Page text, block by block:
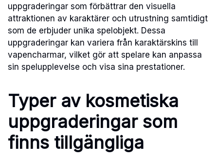
uppgraderingar som förbättrar den visuella
attraktionen av karaktärer och utrustning samtidigt
som de erbjuder unika spelobjekt. Dessa
uppgraderingar kan variera från karaktärskins till
vapencharmar, vilket gör att spelare kan anpassa
sin spelupplevelse och visa sina prestationer.
Typer av kosmetiska
uppgraderingar som
finns tillgängliga